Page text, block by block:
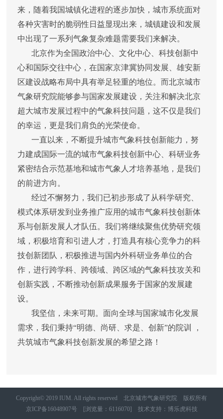
来，随着我国城镇化进程的逐步加快，城市系统面对
各种灾害时的脆弱性日益显现出来，城镇建设和发展
中出现了一系列气象复杂难题需要我们来解决。
北京作为全国政治中心、文化中心、科技创新中
心和国际交往中心，在国家京津冀协同发展、雄安新
区建设战略布局中具有举足轻重的地位。而北京城市
气象研究院能够参与国家发展建设，关注和解决北京
超大城市发展过程中的气象科技问题，这不仅是我们
的幸运，更是我们肩负的光荣使命。
一直以来，不断提升城市气象科技创新能力，努
力建成国际一流的城市气象科技创新中心、科研业务
紧密结合示范基地和城市气象人才培养基地，是我们
的前进方向。
经过不懈努力，我们已初步形成了从科学研究、
模式体系研发到业务推广应用的城市气象科技创新体
系与创新发展人才队伍。我们将继续聚焦优势研究领
域，积极培育和引进人才，打造具有核心竞争力的科
技创新团队，积极推进与国内外科研业务单位的合
作，进行跨学科、跨领域、跨区域的气象科技攻关和
创新实践，不断推动创新成果服务于国家的发展建
设。
我坚信，未来可期。面向全球与国家城市化发展
需求，我们秉持“明德、尚研、求是、创新”的院训 ，
共筑城市气象科技创新发展的希望之路！
Copyright© 2019 IUM. All rights reserved 北京城市气象研究院 版权所有
京ICP备16048907号[浏览量：6116070] 技术支持： 博乐虎科技